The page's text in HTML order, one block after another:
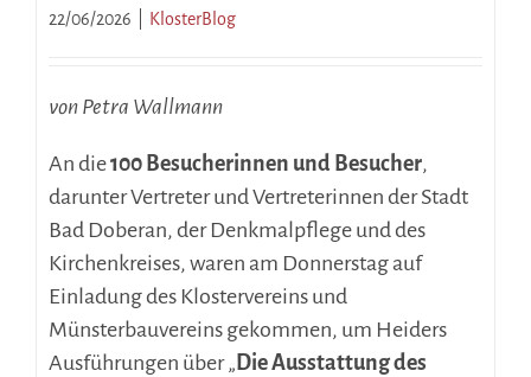
22/06/2026 KlosterBlog
von Petra Wallmann
An die100 Besucherinnen und Besucher,
darunter Vertreter und Vertreterinnen der Stadt
Bad Doberan, der Denkmalpflege und des
Kirchenkreises, waren am Donnerstag auf
Einladung des Klostervereins und
Münsterbauvereins gekommen, um Heiders
Ausführungen über „ Die Ausstattung des